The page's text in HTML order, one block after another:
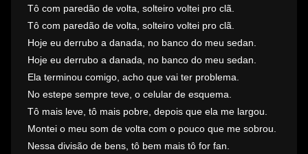
Tô com paredão de volta, solteiro voltei pro clã.
Tô com paredão de volta, solteiro voltei pro clã.
Hoje eu derrubo a danada, no banco do meu sedan.
Hoje eu derrubo a danada, no banco do meu sedan.
Ela terminou comigo, acho que vai ter problema.
No estepe sempre teve, o celular de esquema.
Tô mais leve, tô mais pobre, depois que ela me largou.
Montei o meu som de volta com o pouco que me sobrou.
Nessa divisão de bens, tô bem mais tô for fan.